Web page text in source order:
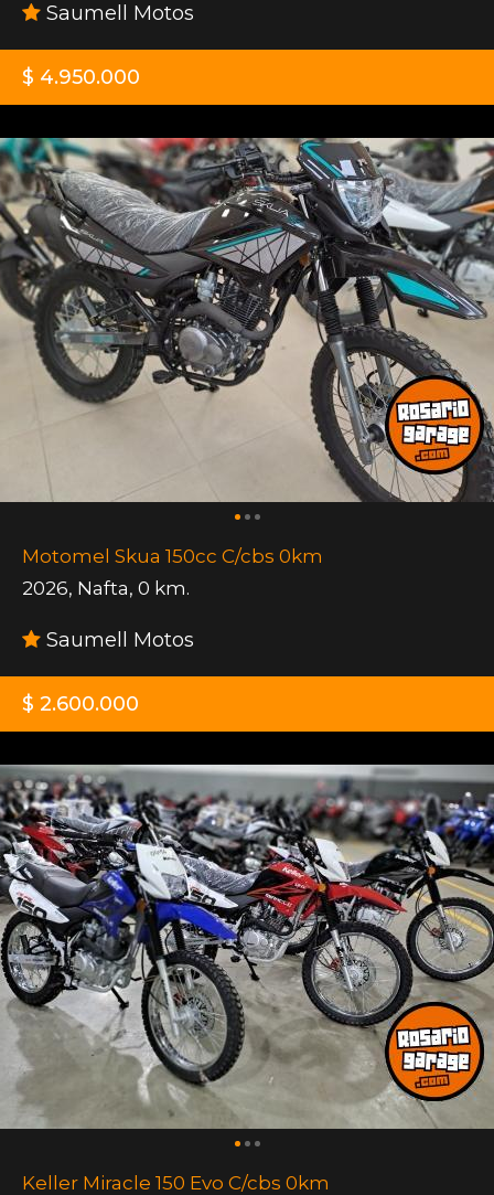
Saumell Motos
$ 4.950.000
Motomel Skua 150cc C/cbs 0km
2026, Nafta, 0 km.
Saumell Motos
$ 2.600.000
Keller Miracle 150 Evo C/cbs 0km